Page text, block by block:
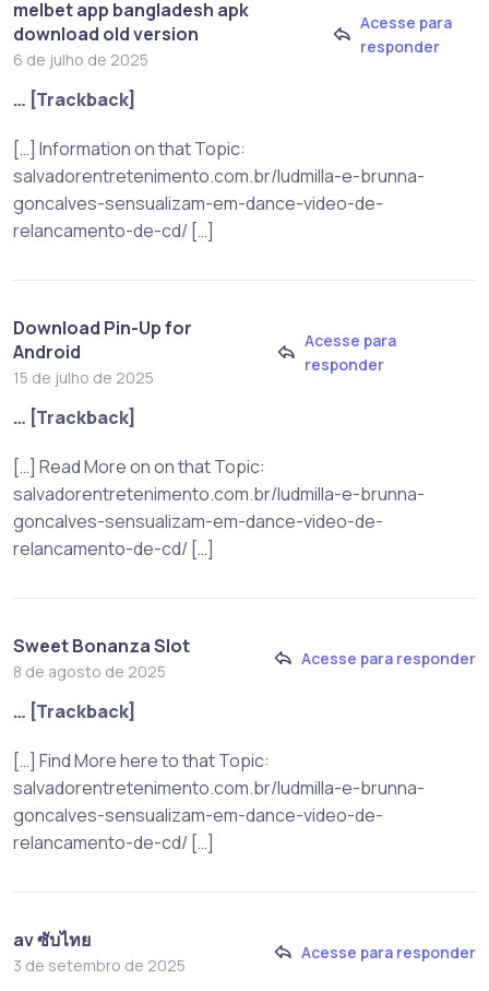
melbet app bangladesh apk
download old version
6 de julho de 2025
Acesse para
responder
… [Trackback]
[…] Information on that Topic:
salvadorentretenimento.com.br/ludmilla-e-brunna-
goncalves-sensualizam-em-dance-video-de-
relancamento-de-cd/ […]
Download Pin-Up for
Android
15 de julho de 2025
Acesse para
responder
… [Trackback]
[…] Read More on on that Topic:
salvadorentretenimento.com.br/ludmilla-e-brunna-
goncalves-sensualizam-em-dance-video-de-
relancamento-de-cd/ […]
Sweet Bonanza Slot
8 de agosto de 2025
Acesse para responder
… [Trackback]
[…] Find More here to that Topic:
salvadorentretenimento.com.br/ludmilla-e-brunna-
goncalves-sensualizam-em-dance-video-de-
relancamento-de-cd/ […]
av ซับไทย
3 de setembro de 2025
Acesse para responder